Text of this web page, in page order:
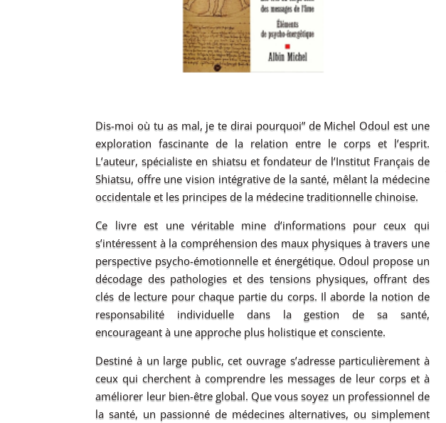
Dis-moi où tu as mal, je te dirai pourquoi” de Michel Odoul est une
exploration fascinante de la relation entre le corps et l’esprit.
L’auteur, spécialiste en shiatsu et fondateur de l’Institut Français de
Shiatsu, offre une vision intégrative de la santé, mêlant la médecine
occidentale et les principes de la médecine traditionnelle chinoise.
Ce livre est une véritable mine d’informations pour ceux qui
s’intéressent à la compréhension des maux physiques à travers une
perspective psycho-émotionnelle et énergétique. Odoul propose un
décodage des pathologies et des tensions physiques, offrant des
clés de lecture pour chaque partie du corps. Il aborde la notion de
responsabilité individuelle dans la gestion de sa santé,
encourageant à une approche plus holistique et consciente.
Destiné à un large public, cet ouvrage s’adresse particulièrement à
ceux qui cherchent à comprendre les messages de leur corps et à
améliorer leur bien-être global. Que vous soyez un professionnel de
la santé, un passionné de médecines alternatives, ou simplement